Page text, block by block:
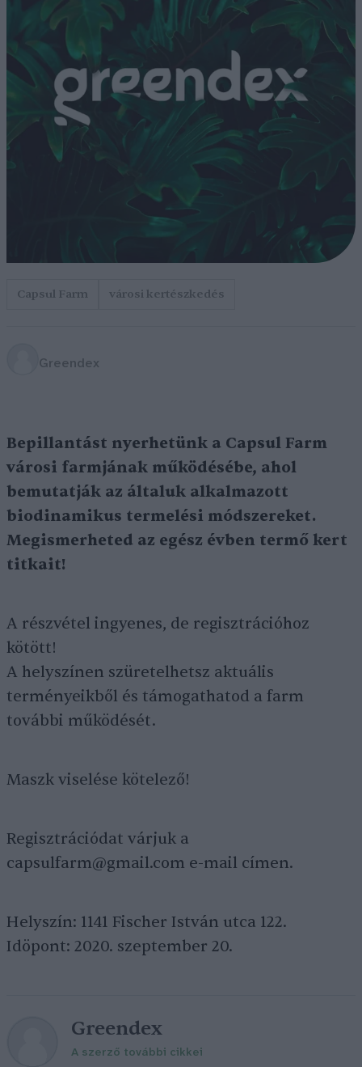
Capsul Farm városi kertészkedés
Greendex
Bepillantást nyerhetünk a Capsul Farm
városi farmjának működésébe, ahol
bemutatják az általuk alkalmazott
biodinamikus termelési módszereket.
Megismerheted az egész évben termő kert
titkait!
A részvétel ingyenes, de regisztrációhoz
kötött!
A helyszínen szüretelhetsz aktuális
terményeikből és támogathatod a farm
további működését.
Maszk viselése kötelező!
Regisztrációdat várjuk a
capsulfarm@gmail.com e-mail címen.
Helyszín: 1141 Fischer István utca 122.
Idöpont: 2020. szeptember 20.
Greendex
A szerző további cikkei